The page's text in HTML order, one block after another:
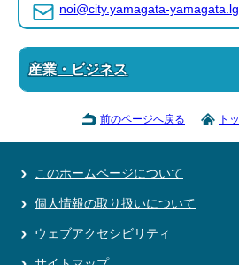
noi@city.yamagata-
産業・ビジネス
前のページへ戻る ト
このホームページについて
個人情報の取り扱いについて
ウェブアクセシビリティ